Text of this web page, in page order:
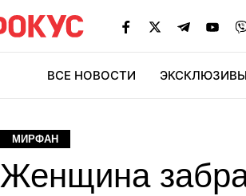
ВСЕ НОВОСТИ ЭКСКЛЮЗИВЫ
МИРФАН
Женщина